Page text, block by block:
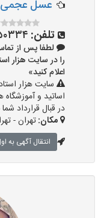
عسل
تلفن:
لطفا پس از
اعلام کنید»
سایت هزار
اساتید و
در قبال قرارداد
مکان:تهران -
انتقال آگهی به